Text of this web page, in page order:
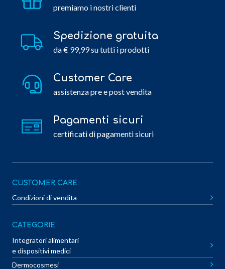
premiamo i nostri clienti
Spedizione gratuita
da € 99,99 su tutti i prodotti
Customer Care
assistenza pre e post vendita
Pagamenti sicuri
certificati di pagamenti sicuri
CUSTOMER CARE
Condizioni di vendita
CATEGORIE
Integratori alimentari
e dispositivi medici
Dermocosmesi